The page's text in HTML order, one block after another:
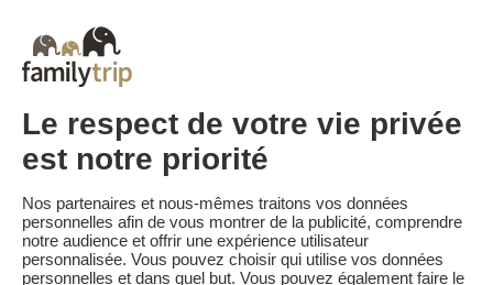
Court séjour de dernière minute
Court séjour Insolite
Destinations
Vacances au Ski en France
Familytrip
Qui sommes-nous?
CGV et Charte de Confidentialité
La Presse parle de nous
Partenaires FAQ Blog Plan du site
Le respect de votre vie privée
est notre priorité
Nos partenaires et nous-mêmes traitons vos données
personnelles afin de vous montrer de la publicité, comprendre
notre audience et offrir une expérience utilisateur
personnalisée. Vous pouvez choisir qui utilise vos données
personnelles et dans quel but. Vous pouvez également faire le